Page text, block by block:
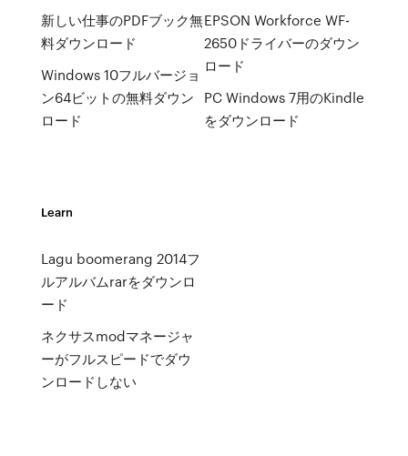
新しい仕事のPDFブック無
料ダウンロード
Windows 10フルバージョ
ン64ビットの無料ダウン
ロード
EPSON Workforce WF-
2650ドライバーのダウン
ロード
PC Windows 7用のKindle
をダウンロード
Learn
Lagu boomerang 2014フ
ルアルバムrarをダウンロ
ード
ネクサスmodマネージャ
ーがフルスピードでダウ
ンロードしない